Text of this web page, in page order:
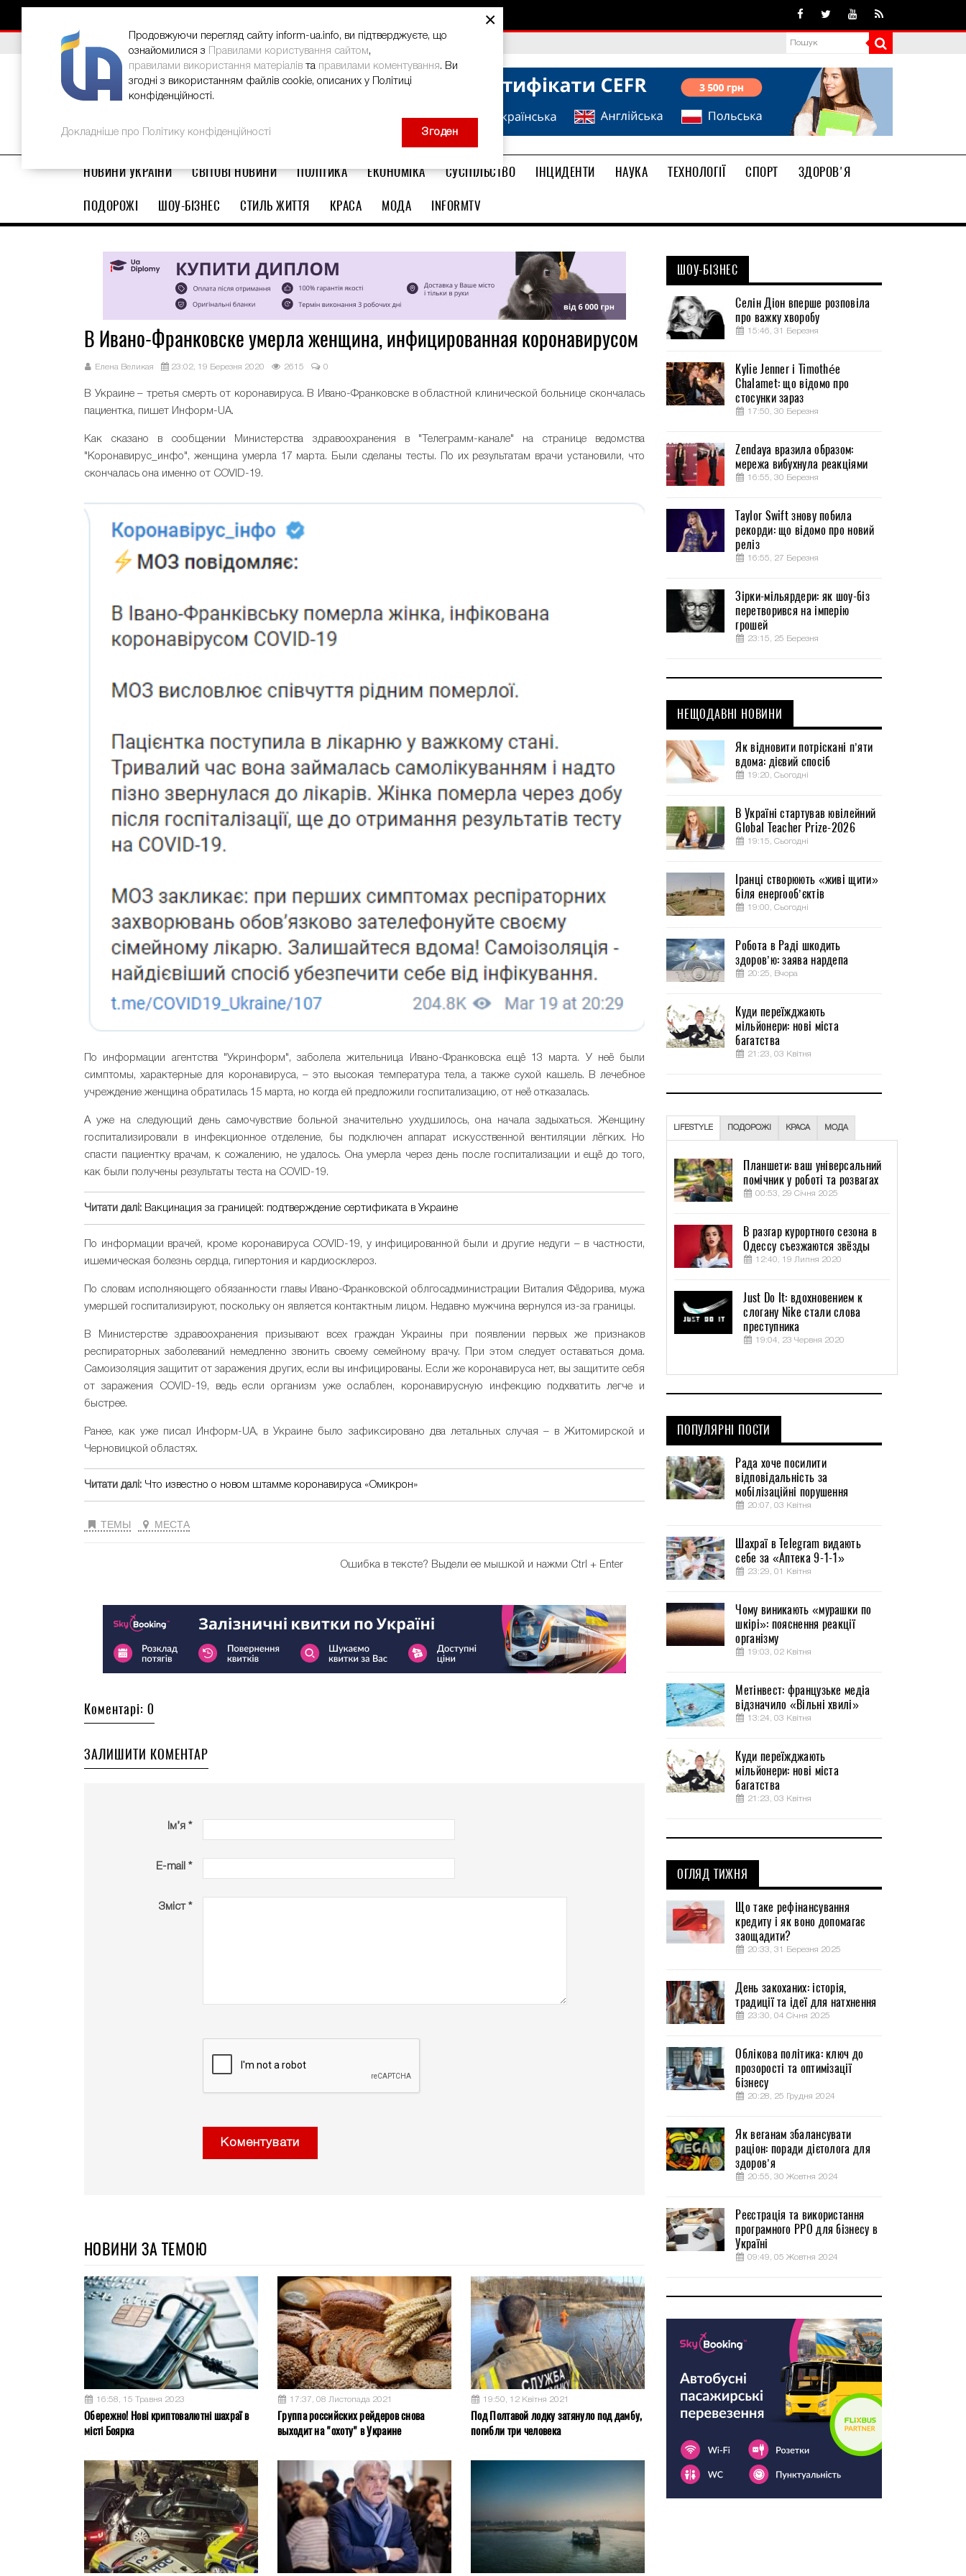
ВИБІР РЕДАКЦІЇ В Україні стартував ювілейний Global Teacher Prize-2026
НОВИНИ УКРАЇНИ СВІТОВІ НОВИНИ ПОЛІТИКА ЕКОНОМІКА СУСПІЛЬСТВО ІНЦИДЕНТИ НАУКА ТЕХНОЛОГІЇ СПОРТ
ЗДОРОВ'Я
ПОДОРОЖІ
ШОУ-БІЗНЕС СТИЛЬ ЖИТТЯ КРАСА МОДА INFORMTV
В Ивано-Франковске умерла женщина, инфицированная коронавирусом
Елена Великая 23:02, 19 Березня 2020 2615 0
В Украине – третья смерть от коронавируса. В Ивано-Франковске в областной клинической больнице скончалась
пациентка, пишет Информ-UA.
Как сказано в сообщении Министерства здравоохранения в "Телеграмм-канале" на странице ведомства
"Коронавирус_инфо", женщина умерла 17 марта. Были сделаны тесты. По их результатам врачи установили, что
скончалась она именно от COVID-19.
По информации агентства "Укринформ", заболела жительница Ивано-Франковска ещё 13 марта. У неё были
симптомы, характерные для коронавируса, – это высокая температура тела, а также сухой кашель. В лечебное
учреждение женщина обратилась 15 марта, но когда ей предложили госпитализацию, от неё отказалась.
А уже на следующий день самочувствие больной значительно ухудшилось, она начала задыхаться. Женщину
госпитализировали в инфекционное отделение, бы подключен аппарат искусственной вентиляции лёгких. Но
спасти пациентку врачам, к сожалению, не удалось. Она умерла через день после госпитализации и ещё до того,
как были получены результаты теста на COVID-19.
Читати далі: Вакцинация за границей: подтверждение сертификата в Украине
По информации врачей, кроме коронавируса COVID-19, у инфицированной были и другие недуги – в частности,
ишемическая болезнь сердца, гипертония и кардиосклероз.
По словам исполняющего обязанности главы Ивано-Франковской облгосадминистрации Виталия Фёдорива, мужа
умершей госпитализируют, поскольку он является контактным лицом. Недавно мужчина вернулся из-за границы.
В Министерстве здравоохранения призывают всех граждан Украины при появлении первых же признаков
респираторных заболеваний немедленно звонить своему семейному врачу. При этом следует оставаться дома.
Самоизоляция защитит от заражения других, если вы инфицированы. Если же коронавируса нет, вы защитите себя
от заражения COVID-19, ведь если организм уже ослаблен, коронавирусную инфекцию подхватить легче и
быстрее.
Ранее, как уже писал Информ-UA, в Украине было зафиксировано два летальных случая – в Житомирской и
Черновицкой областях.
Читати далі: Что известно о новом штамме коронавируса «Омикрон»
ТЕМЫ МЕСТА
Ошибка в тексте? Выдели ее мышкой и нажми Ctrl + Enter
Коментарі: 0
ЗАЛИШИТИ КОМЕНТАР
Ім’я *
E-mail *
Зміст *
Коментувати
НОВИНИ ЗА ТЕМОЮ
16:58, 15 Травня 2023
Обережно! Нові криптовалютні шахраї в
місті Боярка
17:37, 08 Листопада 2021
Группа российских рейдеров снова
выходит на "охоту" в Украине
19:50, 12 Квітня 2021
Под Полтавой лодку затянуло под дамбу,
погибли три человека
ШОУ-БІЗНЕС
Селін Діон вперше розповіла
про важку хворобу
15:46, 31 Березня
Kylie Jenner і Timothée
Chalamet: що відомо про
стосунки зараз
17:50, 30 Березня
Zendaya вразила образом:
мережа вибухнула реакціями
16:55, 30 Березня
Taylor Swift знову побила
рекорди: що відомо про новий
реліз
16:55, 27 Березня
Зірки-мільярдери: як шоу-біз
перетворився на імперію
грошей
23:15, 25 Березня
НЕЩОДАВНІ НОВИНИ
Як відновити потріскані п’яти
вдома: дієвий спосіб
19:20, Сьогодні
В Україні стартував ювілейний
Global Teacher Prize-2026
19:15, Сьогодні
Іранці створюють «живі щити»
біля енергооб’єктів
19:00, Сьогодні
Робота в Раді шкодить
здоров’ю: заява нардепа
20:25, Вчора
Куди переїжджають
мільйонери: нові міста
багатства
21:23, 03 Квітня
LIFESTYLE ПОДОРОЖІ КРАСА МОДА
Планшети: ваш універсальний
помічник у роботі та розвагах
00:53, 29 Січня 2025
В разгар курортного сезона в
Одессу съезжаются звёзды
12:40, 19 Липня 2020
Just Do It: вдохновением к
слогану Nike стали слова
преступника
19:04, 23 Червня 2020
ПОПУЛЯРНІ ПОСТИ
Рада хоче посилити
відповідальність за
мобілізаційні порушення
20:07, 03 Квітня
Шахраї в Telegram видають
себе за «Аптека 9-1-1»
23:29, 01 Квітня
Чому виникають «мурашки по
шкірі»: пояснення реакції
організму
19:03, 02 Квітня
Метінвест: французьке медіа
відзначило «Вільні хвилі»
13:24, 03 Квітня
Куди переїжджають
мільйонери: нові міста
багатства
21:23, 03 Квітня
ОГЛЯД ТИЖНЯ
Що таке рефінансування
кредиту і як воно допомагає
заощадити?
20:33, 31 Березня 2025
День закоханих: історія,
традиції та ідеї для натхнення
23:30, 04 Січня 2025
Облікова політика: ключ до
прозорості та оптимізації
бізнесу
20:28, 25 Грудня 2024
Як веганам збалансувати
раціон: поради дієтолога для
здоров’я
20:55, 30 Жовтня 2024
Реєстрація та використання
програмного РРО для бізнесу в
Україні
09:49, 05 Жовтня 2024
×
Продовжуючи перегляд сайту inform-ua.info, ви підтверджуєте, що
ознайомилися з
Правилами користування сайтом,
правилами використання матеріалів та правилами коментування. Ви
згодні з використанням файлів cookie, описаних у Політиці
конфіденційності.
Докладніше про Політику конфіденційності Згоден